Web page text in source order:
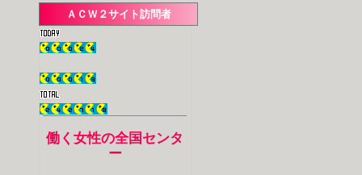
ＡＣＷ２サイト訪問者
働く女性の全国センタ
ー